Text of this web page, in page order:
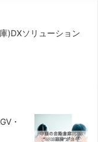
)DXソリューション
・